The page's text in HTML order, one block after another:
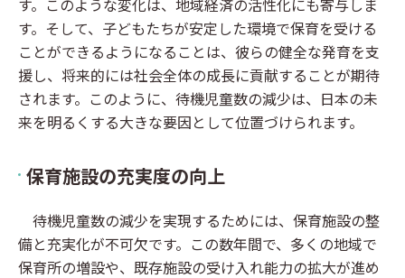
す。このような変化は、地域経済の活性化にも寄与しま
す。そして、子どもたちが安定した環境で保育を受ける
ことができるようになることは、彼らの健全な発育を支
援し、将来的には社会全体の成長に貢献することが期待
されます。このように、待機児童数の減少は、日本の未
来を明るくする大きな要因として位置づけられます。
保育施設の充実度の向上
待機児童数の減少を実現するためには、保育施設の整
備と充実化が不可欠です。この数年間で、多くの地域で
保育所の増設や、既存施設の受け入れ能力の拡大が進め